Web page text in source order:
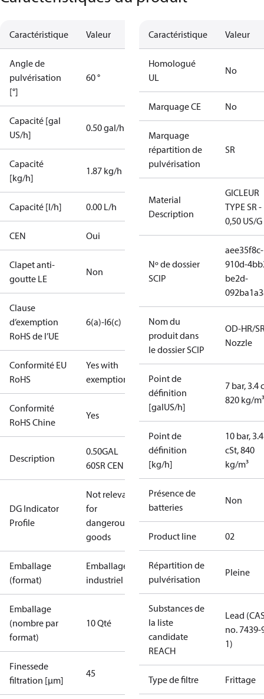
Caractéristique Valeur
Angle de
pulvérisation
[°]
60 °
Capacité [gal
US/h]
0.50 gal/h
Capacité
[kg/h]
1.87 kg/h
Capacité [l/h] 0.00 L/h
CEN Oui
Clapet anti-
goutte LE
Non
Clause
d’exemption
RoHS de l’UE
6(a)-I6(c)
Conformité EU
RoHS
Yes with
exemptions
Conformité
RoHS Chine
Yes
Description
0.50GAL
60SR CEN
DG Indicator
Profile
Not relevant
for
dangerous
goods
Emballage
(format)
Emballage
industriel
Emballage
(nombre par
format)
10 Qté
Finessede
filtration [µm]
45
Caractéristique Valeur
Homologué
UL
No
Marquage CE No
Marquage
répartition de
pulvérisation
SR
Material
Description
GICLEUR
TYPE SR -
0,50 US/G
Nº de dossier
SCIP
aee35f8c-
910d-
be2d-
Nom du
produit dans
le dossier SCIP
OD-HR/
Nozzle
Point de
définition
[galUS/h]
7 bar, 3.4
820 kg/m³
Point de
définition
[kg/h]
10 bar, 3.4
cSt, 840
kg/m³
Présence de
batteries
Non
Product line 02
Répartition de
pulvérisation
Pleine
Substances de
la liste
candidate
REACH
Lead
no. 7439-
1)
Type de filtre Frittage